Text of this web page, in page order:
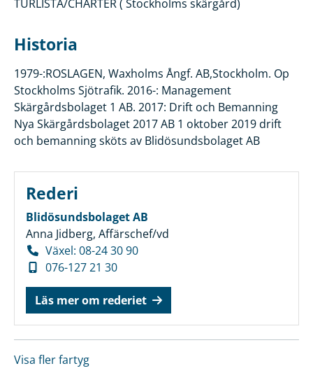
TURLISTA/CHARTER ( Stockholms skärgård)
Historia
1979-:ROSLAGEN, Waxholms Ångf. AB,Stockholm. Op
Stockholms Sjötrafik. 2016-: Management
Skärgårdsbolaget 1 AB. 2017: Drift och Bemanning
Nya Skärgårdsbolaget 2017 AB 1 oktober 2019 drift
och bemanning sköts av Blidösundsbolaget AB
Rederi
Blidösundsbolaget AB
Anna Jidberg, Affärschef/vd
Växel: 08-24 30 90
076-127 21 30
Läs mer om rederiet
Visa fler fartyg